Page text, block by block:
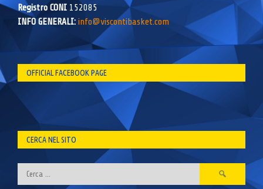
Registro CONI 152085
INFO GENERALI: info@viscontibasket.com
OFFICIAL FACEBOOK PAGE
CERCA NEL SITO
Ricerca
per: